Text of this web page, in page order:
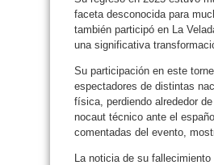
faceta desconocida para
también participó en La
una significativa
Su participación en este
espectadores de distintas
física, perdiendo alrededor
nocaut técnico ante el
comentadas del evento,
La noticia de su